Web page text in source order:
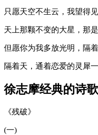
只愿天空不生云，我望得
天上那颗不变的大星，那是
但愿你为我多放光明，隔着
隔着天，通着恋爱的灵犀
徐志摩经典的诗歌
《残破》
(一)